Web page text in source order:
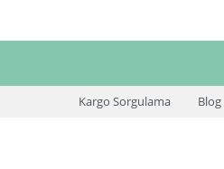
Kargo Sorgulama Blog